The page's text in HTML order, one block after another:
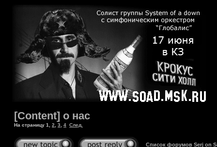
[Content] о нас
На страницу 1 2 3 4 След.
Список форумов Serj on